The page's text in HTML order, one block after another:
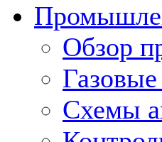
Обзор
Схемы